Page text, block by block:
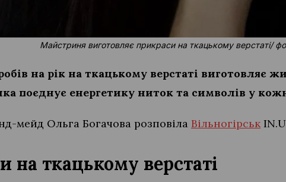
Майстриня виготовляє прикраси на ткацькому верстаті/
на рік на ткацькому верстаті виготовляє
поєднує енергетику ниток та символів у
мейд Ольга Богачова розповіла Вільногірськ
на ткацькому верстаті